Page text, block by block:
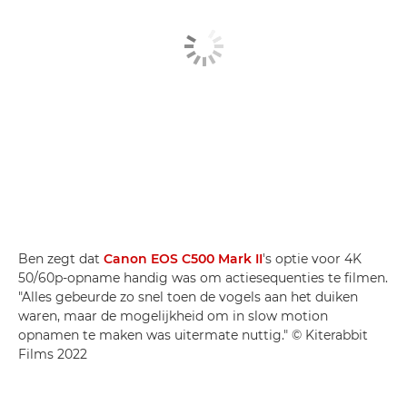
Ben zegt dat Canon EOS C500 Mark II's optie voor 4K
50/60p-opname handig was om actiesequenties te filmen.
"Alles gebeurde zo snel toen de vogels aan het duiken
waren, maar de mogelijkheid om in slow motion
opnamen te maken was uitermate nuttig." © Kiterabbit
Films 2022